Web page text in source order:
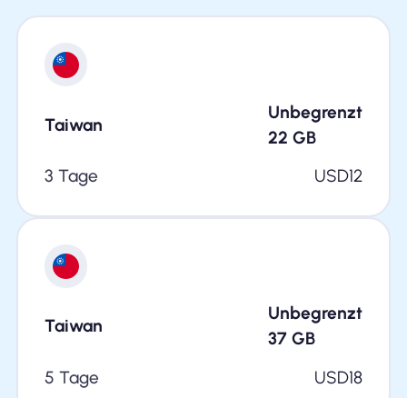
Taiwan
Unbegrenzt
22 GB
3 Tage
USD12
Taiwan
Unbegrenzt
37 GB
5 Tage
USD18